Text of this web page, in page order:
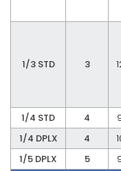
1/3 STD 3
1/4 STD 4
1/4 DPLX
4
1/5 DPLX
5